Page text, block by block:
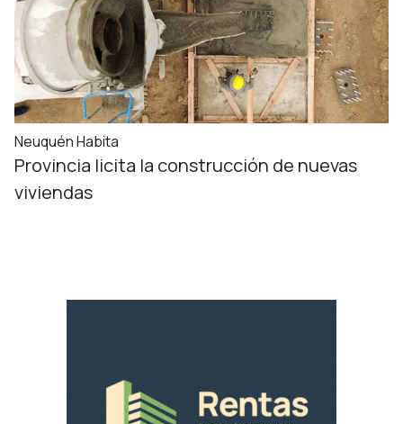
Neuquén Habita
Provincia licita la construcción de nuevas
viviendas